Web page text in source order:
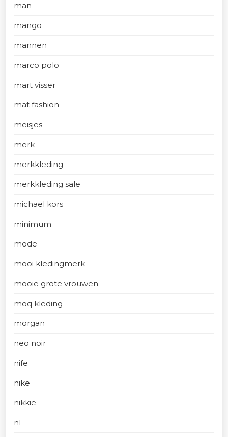
man
mango
mannen
marco polo
mart visser
mat fashion
meisjes
merk
merkkleding
merkkleding sale
michael kors
minimum
mode
mooi kledingmerk
mooie grote vrouwen
moq kleding
morgan
neo noir
nife
nike
nikkie
nl